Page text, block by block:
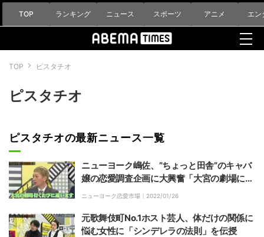
TOP ランキング ニュース スポーツ アニメ エン
TOP ピスタチオ
ピスタチオ
ピスタチオの最新ニュース一覧
ニューヨーク嶋佐、”ちょっと田舎”のキャバ
嬢の恋愛調査企画に大興奮「大宮の劇場に行
くたびに通います」
ニューヨーク恋愛市場｜ 2022/01/26
元歌舞伎町No.1ホスト芸人、体だけの関係に
悩む女性に「シンデレラの法則」を伝授